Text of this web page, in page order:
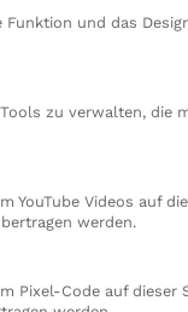
der Gruppe
acht
über 9.000
und das
zu verwalten, die
YouTube Videos auf
werden.
Pixel-Code auf dieser